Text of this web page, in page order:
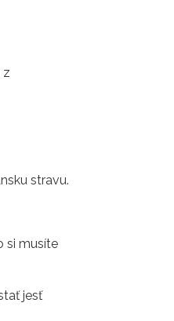
z
stravu.
si musíte
jesť